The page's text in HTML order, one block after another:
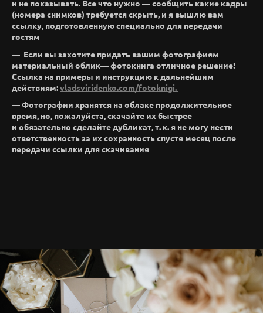
и не показывать. Все что нужно — сообщить какие кадры
(номера снимков) требуется скрыть, и я вышлю вам
ссылку, подготовленную специально для передачи
гостям
— Если вы захотите придать вашим фотографиям
материальный облик— фотокнига отличное решение!
Ссылка на примеры и инструкцию к дальнейшим
действиям:vladsviridenko.com/fotoknigi.
— Фотографии хранятся на облаке продолжительное
время, но, пожалуйста, скачайте их быстрее
и обязательно сделайте дубликат, т. к. я не могу нести
ответственность за их сохранность спустя месяц после
передачи ссылки для скачивания